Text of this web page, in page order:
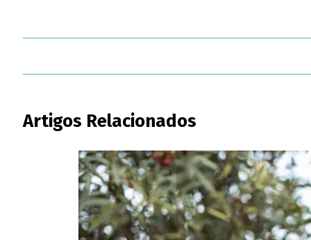
Artigos Relacionados